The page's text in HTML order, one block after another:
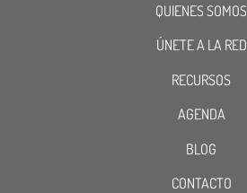
QUIENES SOMOS
ÚNETE A LA RED
RECURSOS
AGENDA
BLOG
CONTACTO